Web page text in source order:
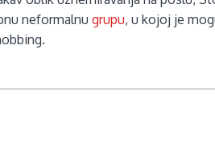
neformalnugrupu, u kojoj je